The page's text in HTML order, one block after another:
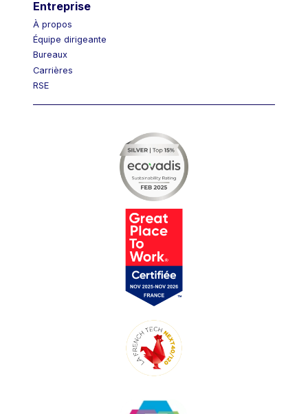
Entreprise
À propos
Équipe dirigeante
Bureaux
Carrières
RSE